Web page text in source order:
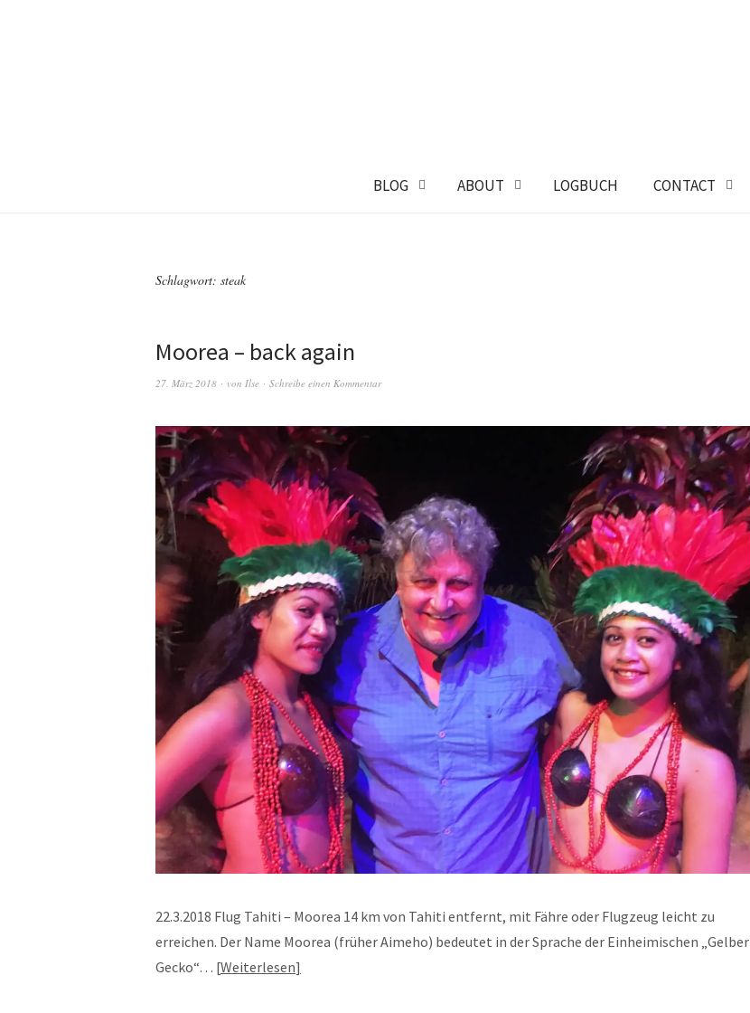
BLOG ABOUT LOGBUCH CONTACT
Schlagwort: steak
Moorea – back again
27. März 2018 von Ilse Schreibe einen Kommentar
22.3.2018 Flug Tahiti – Moorea 14 km von Tahiti entfernt, mit Fähre oder Flugzeug leicht zu
erreichen. Der Name Moorea (früher Aimeho) bedeutet in der Sprache der Einheimischen „Gelber
Gecko“… Weiterlesen